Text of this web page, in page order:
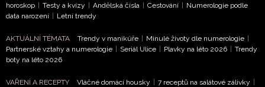
horoskop | Testy a kvízy | Andělská čísla | Cestování | Numerologie podle
data narození | Letní trendy
AKTUÁLNÍ TÉMATA Trendy v manikúře | Minulé životy dle numerologie |
Partnerské vztahy a numerologie | Seriál Ulice | Plavky na léto 2026 | Trendy
boty na léto 2026
VAŘENÍ A RECEPTY Vláčné domácí housky | 7 receptů na salátové zálivky |